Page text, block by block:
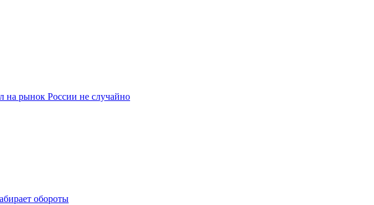
на рынок России не случайно
обороты